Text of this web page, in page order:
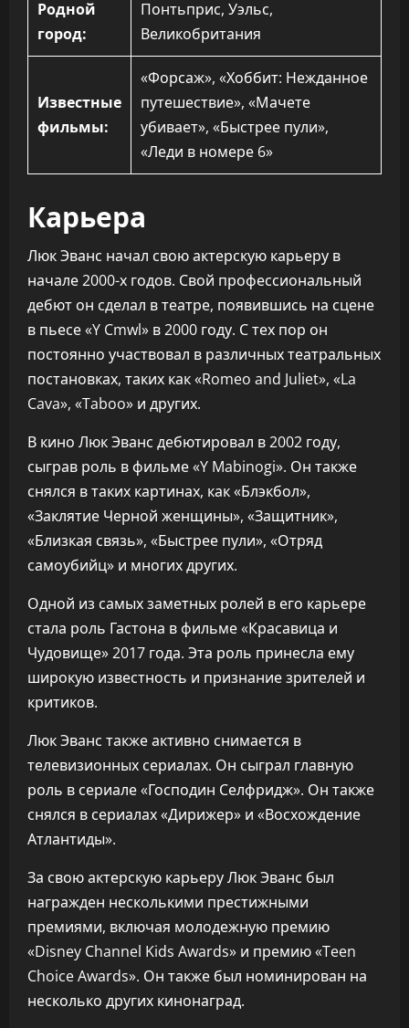
Родной
город:
Понтьприс, Уэльс,
Великобритания
Известные
фильмы:
«Форсаж», «Хоббит: Нежданное
путешествие», «Мачете
убивает», «Быстрее пули»,
«Леди в номере 6»
Карьера
Люк Эванс начал свою актерскую карьеру в
начале 2000-х годов. Свой профессиональный
дебют он сделал в театре, появившись на сцене
в пьесе «Y Cmwl» в 2000 году. С тех пор он
постоянно участвовал в различных театральных
постановках, таких как «Romeo and Juliet», «La
Cava», «Taboo» и других.
В кино Люк Эванс дебютировал в 2002 году,
сыграв роль в фильме «Y Mabinogi». Он также
снялся в таких картинах, как «Блэкбол»,
«Заклятие Черной женщины», «Защитник»,
«Близкая связь», «Быстрее пули», «Отряд
самоубийц» и многих других.
Одной из самых заметных ролей в его карьере
стала роль Гастона в фильме «Красавица и
Чудовище» 2017 года. Эта роль принесла ему
широкую известность и признание зрителей и
критиков.
Люк Эванс также активно снимается в
телевизионных сериалах. Он сыграл главную
роль в сериале «Господин Селфридж». Он также
снялся в сериалах «Дирижер» и «Восхождение
Атлантиды».
За свою актерскую карьеру Люк Эванс был
награжден несколькими престижными
премиями, включая молодежную премию
«Disney Channel Kids Awards» и премию «Teen
Choice Awards». Он также был номинирован на
несколько других кинонаград.